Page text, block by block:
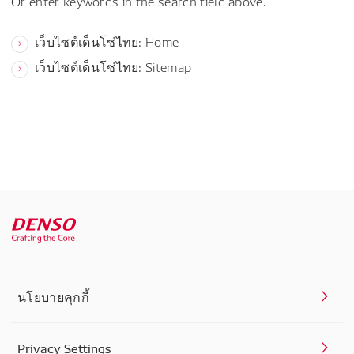
เว็บไซต์เด็นโซ่ไทย: Home
เว็บไซต์เด็นโซ่ไทย: Sitemap
นโยบายคุกกี้
Privacy Settings